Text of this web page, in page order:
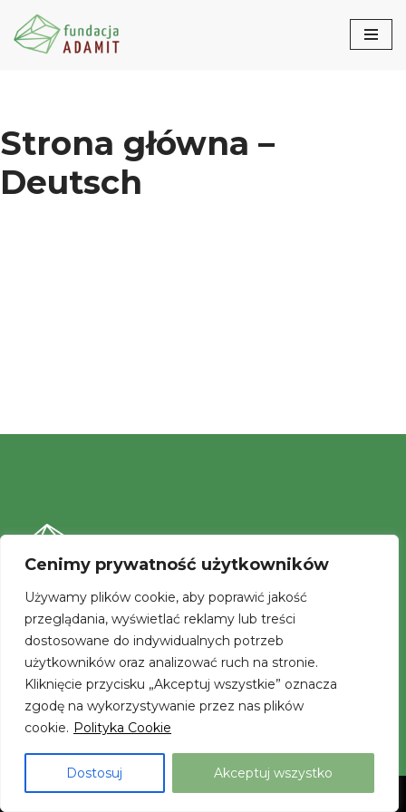
Cenimy prywatność użytkowników
Używamy plików cookie, aby poprawić jakość
przeglądania, wyświetlać reklamy lub treści
dostosowane do indywidualnych potrzeb
użytkowników oraz analizować ruch na stronie.
Kliknięcie przycisku „Akceptuj wszystkie” oznacza
zgodę na wykorzystywanie przez nas plików
cookie. Polityka Cookie
Dostosuj Akceptuj wszystko
Przejdź
Strona główna –
Deutsch
Fundacja Adamit
ul. Ks. Płk. W. Kubsza 28
44-300 Wodzisław Śląski
Godziny pracy:
od poniedziałku do piątku : od 8.00 do 16.00
Neve| Powered byWordPress